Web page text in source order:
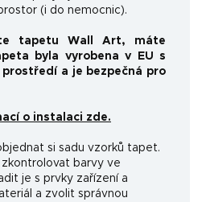
(i do nemocnic).
tapetu Wall Art, máte
byla vyrobena v EU s
a je bezpečná pro
o instalaci zde.
si sadu vzorků tapet.
barvy ve
je s prvky zařízení a
a zvolit správnou